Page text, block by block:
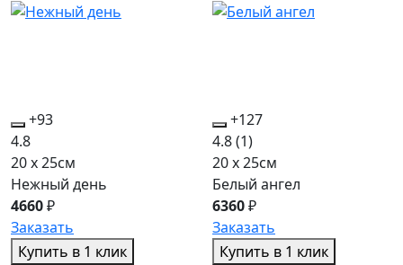
+93
4.8
20 x 25см
Нежный день
4660₽
Заказать
Купить в 1 клик
+127
4.8(1)
20 x 25см
Белый ангел
6360₽
Заказать
Купить в 1 клик